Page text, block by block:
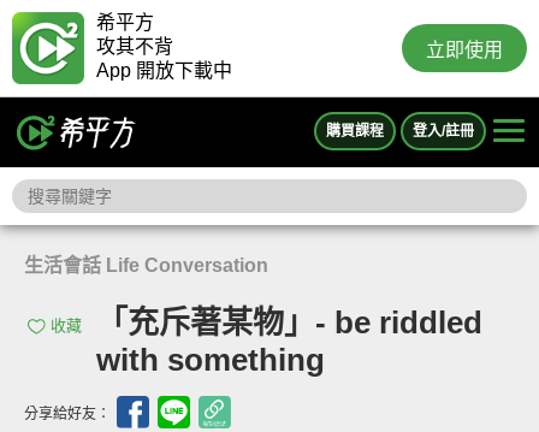
希平方
攻其不背
App 開放下載中
立即使用
購買課程 登入/註冊
生活會話 Life Conversation
收藏
「充斥著某物」- be riddled
with something
分享給好友：